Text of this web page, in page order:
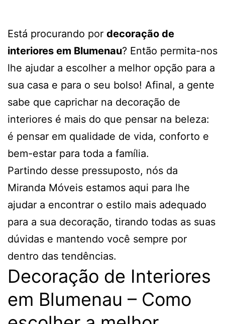
Está procurando por decoração de
interiores em Blumenau? Então permita-nos
lhe ajudar a escolher a melhor opção para a
sua casa e para o seu bolso! Afinal, a gente
sabe que caprichar na decoração de
interiores é mais do que pensar na beleza:
é pensar em qualidade de vida, conforto e
bem-estar para toda a família.
Partindo desse pressuposto, nós da
Miranda Móveis estamos aqui para lhe
ajudar a encontrar o estilo mais adequado
para a sua decoração, tirando todas as suas
dúvidas e mantendo você sempre por
dentro das tendências.
Decoração de Interiores
em Blumenau – Como